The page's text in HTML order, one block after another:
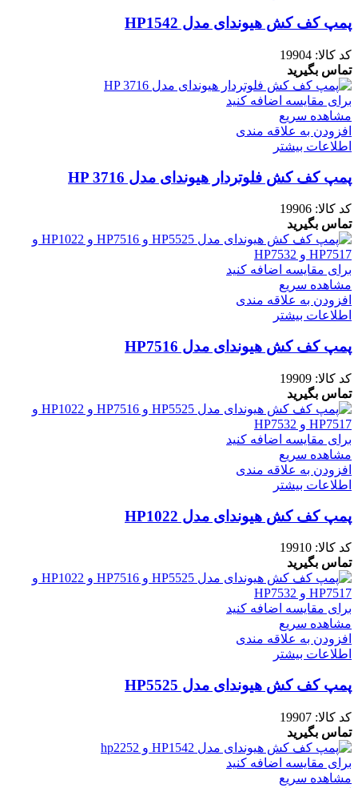
پمپ کف کش هیوندای مدل HP1542
کد کالا: 19904
تماس بگیرید
برای مقایسه اضافه کنید
مشاهده سریع
افزودن به علاقه مندی
اطلاعات بیشتر
پمپ کف کش فلوتردار هیوندای مدل HP 3716
کد کالا: 19906
تماس بگیرید
برای مقایسه اضافه کنید
مشاهده سریع
افزودن به علاقه مندی
اطلاعات بیشتر
پمپ کف کش هیوندای مدل HP7516
کد کالا: 19909
تماس بگیرید
برای مقایسه اضافه کنید
مشاهده سریع
افزودن به علاقه مندی
اطلاعات بیشتر
پمپ کف کش هیوندای مدل HP1022
کد کالا: 19910
تماس بگیرید
برای مقایسه اضافه کنید
مشاهده سریع
افزودن به علاقه مندی
اطلاعات بیشتر
پمپ کف کش هیوندای مدل HP5525
کد کالا: 19907
تماس بگیرید
برای مقایسه اضافه کنید
مشاهده سریع